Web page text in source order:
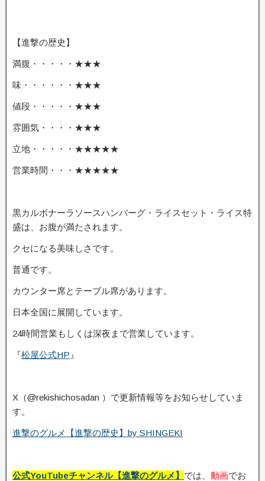
【進撃の歴史】
満腹・・・・・★★★
味・・・・・・★★★
値段・・・・・★★★
雰囲気・・・・★★★
立地・・・・・★★★★★
営業時間・・・★★★★★
黒カルボナーラソースハンバーグ・ライスセット・ライス特
盛は、お腹が満たされます。
クセになる美味しさです。
普通です。
カウンター席とテーブル席があります。
日本全国に展開しています。
24時間営業もしくは深夜まで営業しています。
『松屋公式HP 』
X（@rekishichosadan ）で更新情報等をお知らせしていま
す。
進撃のグルメ【進撃の歴史】by SHINGEKI
公式YouTubeチャンネル【進撃のグルメ】 では、 動画でお